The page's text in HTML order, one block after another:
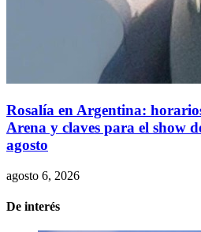
Rosalía en Argentina:
Arena y claves para el show
agosto
agosto 6, 2026
De interés